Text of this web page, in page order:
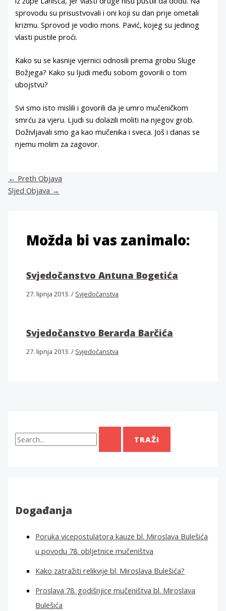
sprovodu su prisustvovali i oni koji su dan prije ometali
krizmu. Sprovod je vodio mons. Pavić, kojeg su jedinog
vlasti pustile proći.
Kako su se kasnije vjernici odnosili prema grobu Sluge
Božjega? Kako su ljudi među sobom govorili o tom
ubojstvu?
Svi smo isto mislili i govorili da je umro mučeničkom
smrću za vjeru. Ljudi su dolazili moliti na njegov grob.
Doživljavali smo ga kao mučenika i sveca. Još i danas se
njemu molim za zagovor.
← Preth Objava
Sljed Objava →
Možda bi vas zanimalo:
Svjedočanstvo Antuna Bogetića
27. lipnja 2013./ Svjedočanstva
Svjedočanstvo Berarda Barčića
27. lipnja 2013./ Svjedočanstva
T
r
:Događanja
Poruka vicepostulatora kauze bl. Miroslava Bulešića
u povodu 78. obljetnice mučeništva
Kako zatražiti relikvije bl. Miroslava Bulešića?
Proslava 78. godišnjice mučeništva bl. Miroslava
Bulešića